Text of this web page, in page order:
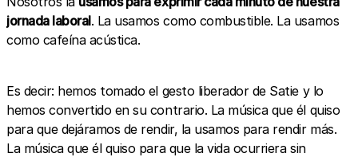
jornada laboral. La usamos como combustible. La usamos
como cafeína acústica.
Es decir: hemos tomado el gesto liberador de Satie y lo
hemos convertido en su contrario. La música que él quiso
para que dejáramos de rendir, la usamos para rendir más.
La música que él quiso para que la vida ocurriera sin